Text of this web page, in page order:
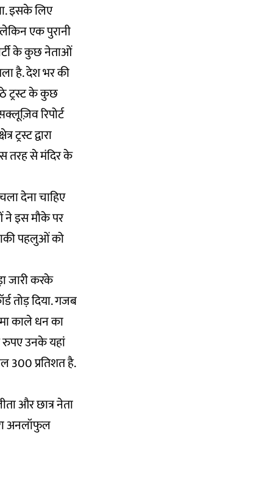
इसके लिए
लेकिन एक पुरानी
के कुछ नेताओं
है. देश भर की
ट्रस्ट के कुछ
रिपोर्ट
द्वारा
तरह से मंदिर के
देना चाहिए
ने इस मौके पर
पहलुओं को
जारी करके
तोड़ दिया. गजब
काले धन का
रुपए उनके यहां
300 प्रतिशत है.
और छात्र नेता
अनलॉफुल